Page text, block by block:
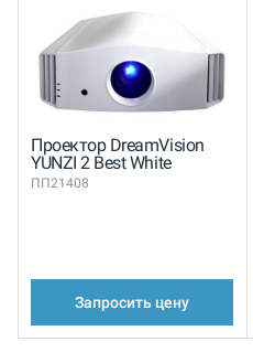
Проектор DreamVision
YUNZI 2 Best White
ПП21408
Запросить цену